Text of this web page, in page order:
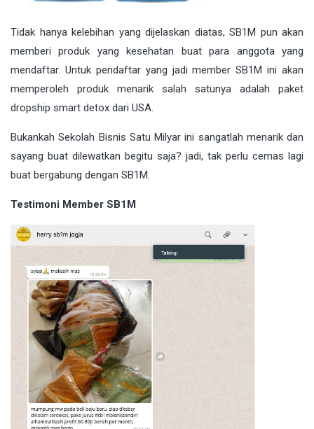
Tidak hanya kelebihan yang dijelaskan diatas, SB1M pun akan
memberi produk yang kesehatan buat para anggota yang
mendaftar. Untuk pendaftar yang jadi member SB1M ini akan
memperoleh produk menarik salah satunya adalah paket
dropship smart detox dari USA.
Bukankah Sekolah Bisnis Satu Milyar ini sangatlah menarik dan
sayang buat dilewatkan begitu saja? jadi, tak perlu cemas lagi
buat bergabung dengan SB1M.
Testimoni Member SB1M